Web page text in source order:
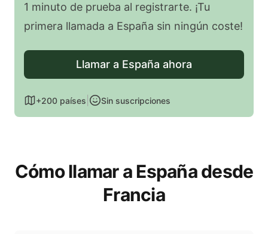
1 minuto de prueba al registrarte. ¡Tu
primera llamada a España sin ningún coste!
Llamar a España ahora
+200 países Sin suscripciones
Cómo llamar a España desde
Francia